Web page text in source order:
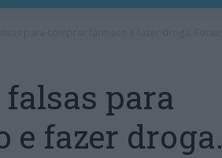
para
fazer droga.